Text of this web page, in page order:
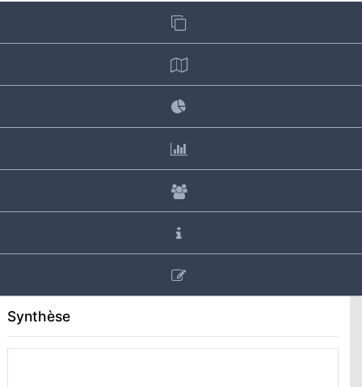
Synthèse